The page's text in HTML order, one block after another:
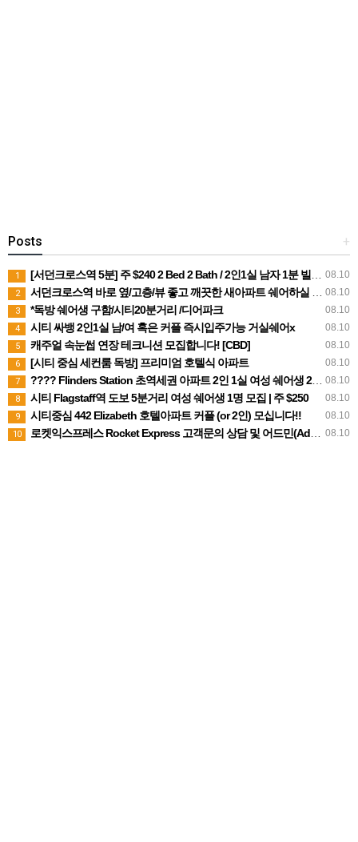
+
Posts
08.10
1 [서던크로스역 5분] 주 $240 2 Bed 2 Bath / 2인1실 남자 1분 빌포함
08.10
2 서던크로스역 바로 옆/고층/뷰 좋고 깨끗한 새아파트 쉐어하실 2인 or 1인 여자분들 구해요.
08.10
3 *독방 쉐어생 구함/시티20분거리 /디어파크
08.10
4 시티 싸뱅 2인1실 남/여 혹은 커플 즉시입주가능 거실쉐어x
08.10
5 캐주얼 속눈썹 연장 테크니션 모집합니다! [CBD]
08.10
6 [시티 중심 세컨룸 독방] 프리미엄 호텔식 아파트
08.10
7 ???? Flinders Station 초역세권 아파트 2인 1실 여성 쉐어생 2명 모집 (주 $210, 빌 포함)
08.10
8 시티 Flagstaff역 도보 5분거리 여성 쉐어생 1명 모집 | 주 $250
08.10
9 시티중심 442 Elizabeth 호텔아파트 커플 (or 2인) 모십니다!!
08.10
10 로켓익스프레스 Rocket Express 고객문의 상담 및 어드민(Admin) 직원을 모집합니다.